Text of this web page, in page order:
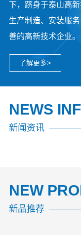
下，跻身于泰山高
生产制造、安装服
善的高新技术企业。
了解更多>
NEWS
新闻资讯
NEW
新品推荐